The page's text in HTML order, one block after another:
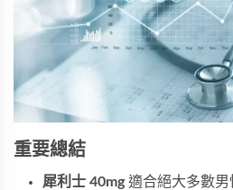
重要總結
犀利士 40mg適合絕大多數男